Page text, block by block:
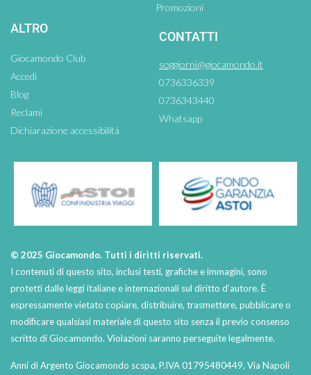
Promozioni
ALTRO
Giocamondo Club
Accedi
Blog
Reclami
Dichiarazione accessibilità
CONTATTI
soggiorni@giocamondo.it
0736336339
0736343440
Whatsapp
© 2025 Giocamondo. Tutti i diritti riservati.
I contenuti di questo sito, inclusi testi, grafiche e immagini, sono
protetti dalle leggi italiane e internazionali sul diritto d’autore. È
espressamente vietato copiare, distribuire, trasmettere, pubblicare o
modificare qualsiasi materiale di questo sito senza il previo consenso
scritto di Giocamondo. Violazioni saranno perseguite legalmente.
Anni di Argento Giocamondo scspa, P.IVA 01795480449, Via Napoli